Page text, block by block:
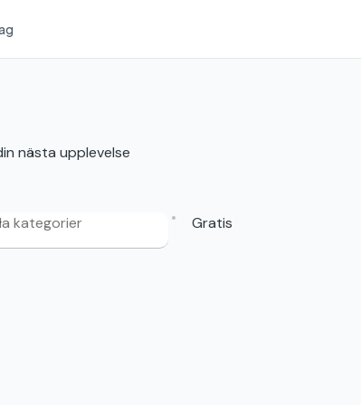
nästa upplevelse
kategorier Gratis